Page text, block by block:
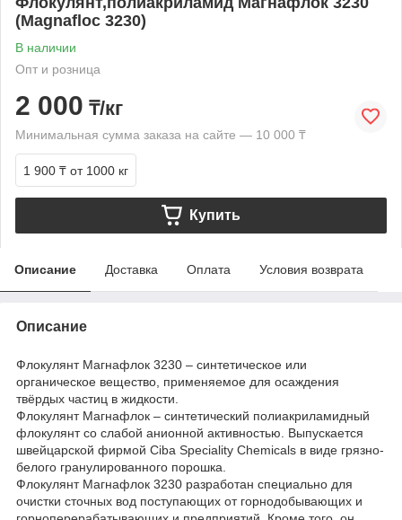
(Magnafloc 3230)
В наличии
Опт и розница
2 000 ₸/кг
Минимальная сумма заказа на сайте — 10 000 ₸
1 900 ₸ от 1000 кг
Купить
Описание Доставка Оплата Условия возврата
Описание
Флокулянт Магнафлок 3230 – синтетическое или
органическое вещество, применяемое для осаждения
твёрдых частиц в жидкости.
Флокулянт Магнафлок – синтетический полиакриламидный
флокулянт со слабой анионной активностью. Выпускается
швейцарской фирмой Ciba Speciality Chemicals в виде грязно-
белого гранулированного порошка.
Флокулянт Магнафлок 3230 разработан специально для
очистки сточных вод поступающих от горнодобывающих и